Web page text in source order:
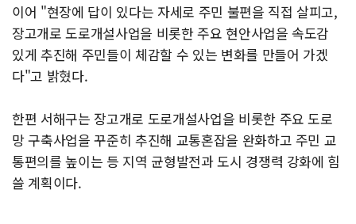
이어 "현장에 답이 있다는 자세로 주민 불편을 직접 살피고,
장고개로 도로개설사업을 비롯한 주요 현안사업을 속도감
있게 추진해 주민들이 체감할 수 있는 변화를 만들어 가겠
다"고 밝혔다.
한편 서해구는 장고개로 도로개설사업을 비롯한 주요 도로
망 구축사업을 꾸준히 추진해 교통혼잡을 완화하고 주민 교
통편의를 높이는 등 지역 균형발전과 도시 경쟁력 강화에 힘
쓸 계획이다.